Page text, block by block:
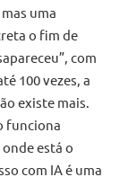
uma
o fim de
com
100 vezes, a
existe mais.
funciona
está o
com IA é uma